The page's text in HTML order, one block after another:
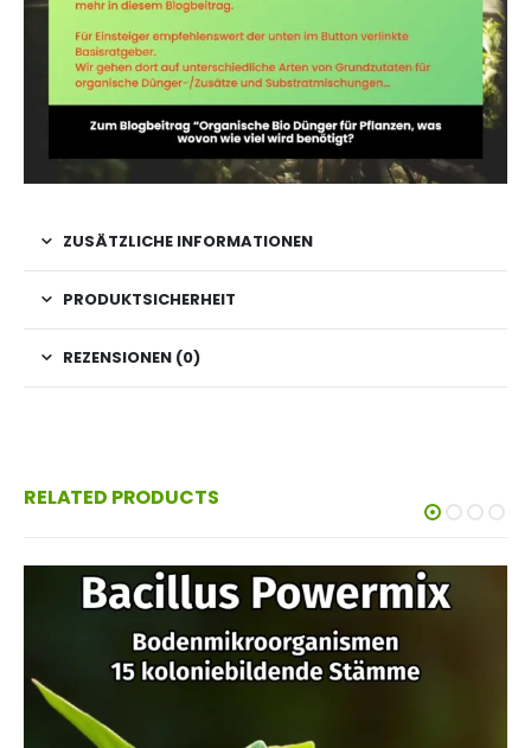
ZUSÄTZLICHE INFORMATIONEN
PRODUKTSICHERHEIT
REZENSIONEN (0)
RELATED PRODUCTS